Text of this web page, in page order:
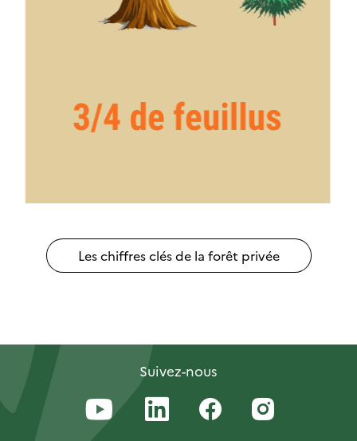
Les chiffres clés de la forêt privée
Suivez-nous